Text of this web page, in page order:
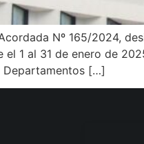
Nº 165/2024,
el 1 al 31 de enero de
Departamentos […]